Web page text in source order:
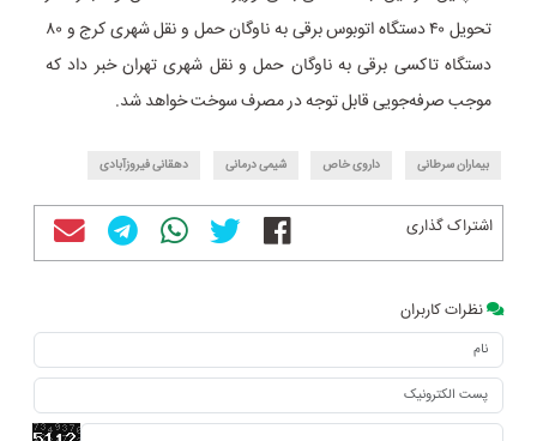
تحویل ۴۰ دستگاه اتوبوس برقی به ناوگان حمل و نقل شهری کرج و ۸۰
دستگاه تاکسی برقی به ناوگان حمل و نقل شهری تهران خبر داد که
موجب صرفه‌جویی قابل توجه در مصرف سوخت خواهد شد.
بیماران سرطانی داروی خاص شیمی درمانی دهقانی فیروزآبادی
اشتراک گذاری
نظرات کاربران